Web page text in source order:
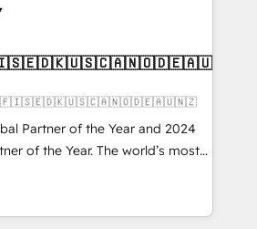
(We focus on EMEA - USA
🇬🇧🇫🇮🇸🇪🇩🇰🇺🇸🇨🇦🇳🇴🇩🇪🇦🇺🇳🇿
Partner of the Year and 2024
of the Year. The world’s most
accredited HubSpot Solutions
across EMEA, APAC and NAM,